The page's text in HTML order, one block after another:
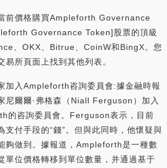
前價格購買Ampleforth Governance
Governance Token]股票的頂級
、OKX、Bitrue、CoinW和BingX。您
所頁面上找到其他列表。
加入Ampleforth咨詢委員會:據金融時報
尼爾爾·弗格森（Niall Ferguson）加入
的咨詢委員會。Ferguson表示，目前
支付手段的“錢”。但與此同時，他懷疑與
夠做到。據報道，Ampleforth是一種數
單位價格轉移到單位數量，并通過基于